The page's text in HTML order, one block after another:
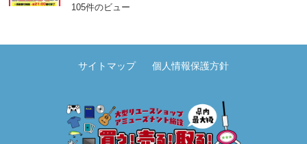
105件のビュー
サイトマップ 個人情報保護方針